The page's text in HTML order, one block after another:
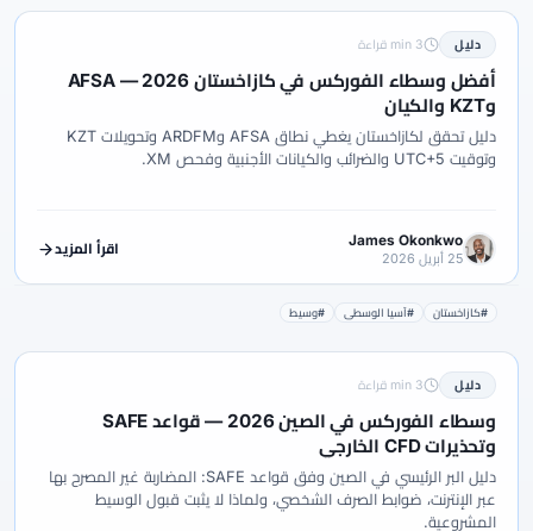
دليل 3 min قراءة
أفضل وسطاء الفوركس في كازاخستان 2026 — AFSA
وKZT والكيان
دليل تحقق لكازاخستان يغطي نطاق AFSA وARDFM وتحويلات KZT
وتوقيت UTC+5 والضرائب والكيانات الأجنبية وفحص XM.
James Okonkwo
25 أبريل 2026
اقرأ المزيد
#كازاخستان #آسيا الوسطى #وسيط
دليل 3 min قراءة
وسطاء الفوركس في الصين 2026 — قواعد SAFE
وتحذيرات CFD الخارجي
دليل البر الرئيسي في الصين وفق قواعد SAFE: المضاربة غير المصرح بها
عبر الإنترنت، ضوابط الصرف الشخصي، ولماذا لا يثبت قبول الوسيط
المشروعية.